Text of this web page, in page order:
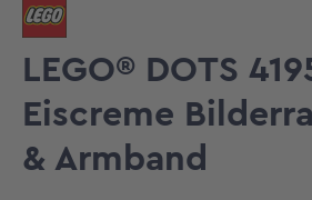
LEGO® DOTS
Eiscreme
& Armband